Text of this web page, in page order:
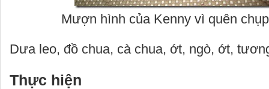
Mượn hình của Kenny vì quên
Dưa leo, đồ chua, cà chua, ớt, ngò, ớt,
Thực hiện